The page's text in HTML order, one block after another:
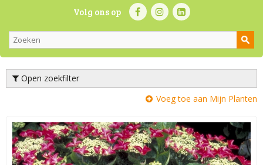
Volg ons op
Open zoekfilter
Voeg toe aan Mijn Planten